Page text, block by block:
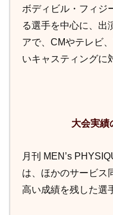
ボディビル・フィジ
る選手を中心に、出
アで、CMやテレビ
いキャスティングに
大会実績
月刊 MEN’s
は、ほかのサービス
高い成績を残した選